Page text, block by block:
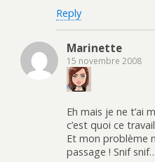
Reply
Marinette
15 novembre 2008
Eh mais je ne t’ai
c’est quoi ce
Et mon problème
passage ! Snif